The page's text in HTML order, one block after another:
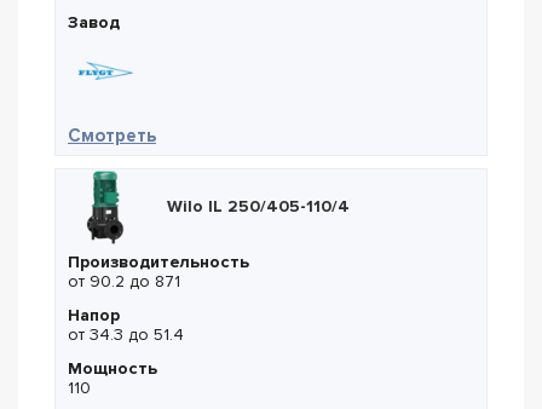
Завод
Смотреть— Flygt NS 3153.820 HT 455
Wilo IL 250/405-110/4
Производительность
от 90.2 до 871
Напор
от 34.3 до 51.4
Мощность
110